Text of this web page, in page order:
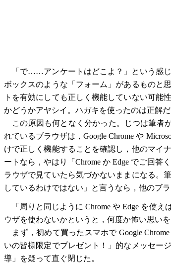
「で……アンケートはどこよ？」という感じ
ボックスのような「フォーム」があるものと
トを有効にしても正しく機能していない可能
かどうかアヤシイ。ハガキを使ったのは正解だ
この原因も何となく分かった。じつは筆者
れているブラウザは，Google Chrome や
けで正しく機能することを確認し，他のマイ
ートなら，やはり「Chrome か Edge でご回答
ラウザで見ていたら気づかないままになる。
しているわけではない」と言うなら，他のブ
「周りと同じように Chrome や Edge を使
ウザを使わないかというと，何度か怖い思いを
まず，初めて買ったスマホで Google
いの皆様限定でプレゼント！」的なメッセー
導」を疑って直ぐ閉じた。